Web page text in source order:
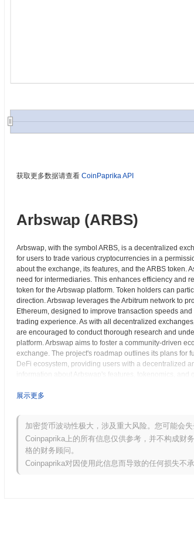
获取更多数据请查看 CoinPaprika API
Arbswap (ARBS)
Arbswap, with the symbol ARBS, is a decentralized
for users to trade various cryptocurrencies in a
about the exchange, its features, and the ARBS token.
need for intermediaries. This enhances efficiency and
token for the Arbswap platform. Token holders can
direction. Arbswap leverages the Arbitrum network to
Ethereum, designed to improve transaction speeds
trading experience. As with all decentralized
are encouraged to conduct thorough research and
platform. Arbswap aims to foster a community-driven
exchange. The project's roadmap outlines its plans for
DeFi ecosystem, providing users with a decentralized
information about Arbswap's features, tokenomics, and
both beginners and experienced traders in the crypto
Arbswap (ARBS) 常见问题 – 关键指
我在哪里可以购买 Arbswap (ARBS)?
Arbswap (ARBS) 在 centralized and decentralized
展示更多
加密货币波动性极大，涉及重大风险。您可能会失
Coinpaprika上的所有信息仅供参考，并不构成财
格的财务顾问。
Coinpaprika对因使用此信息而导致的任何损失不承